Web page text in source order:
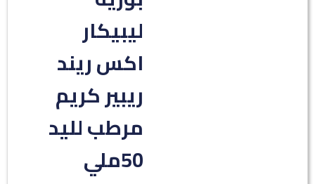
ليبيكار
اكس ريند
ريبير كريم
مرطب لليد